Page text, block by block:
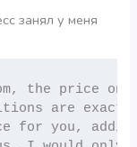
занял у меня
the price on
are
for you,